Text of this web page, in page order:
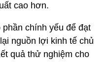
cao hơn.
chính yếu để đạt
nguồn lợi kinh tế chủ
quả thử nghiệm cho